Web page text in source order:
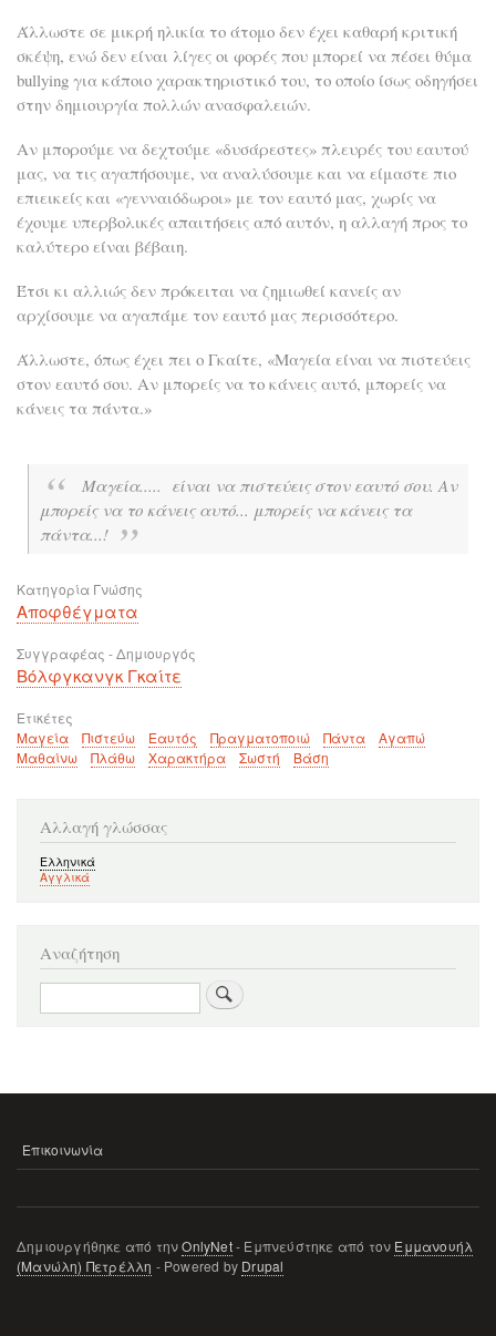
Άλλωστε σε μικρή ηλικία το άτομο δεν έχει καθαρή κριτική
σκέψη, ενώ δεν είναι λίγες οι φορές που μπορεί να πέσει θύμα
bullying για κάποιο χαρακτηριστικό του, το οποίο ίσως οδηγήσει
στην δημιουργία πολλών ανασφαλειών.
Αν μπορούμε να δεχτούμε «δυσάρεστες» πλευρές του εαυτού
μας, να τις αγαπήσουμε, να αναλύσουμε και να είμαστε πιο
επιεικείς και «γενναιόδωροι» με τον εαυτό μας, χωρίς να
έχουμε υπερβολικές απαιτήσεις από αυτόν, η αλλαγή προς το
καλύτερο είναι βέβαιη.
Έτσι κι αλλιώς δεν πρόκειται να ζημιωθεί κανείς αν
αρχίσουμε να αγαπάμε τον εαυτό μας περισσότερο.
Άλλωστε, όπως έχει πει ο Γκαίτε, «Μαγεία είναι να πιστεύεις
στον εαυτό σου. Αν μπορείς να το κάνεις αυτό, μπορείς να
κάνεις τα πάντα.»
Μαγεία..... είναι να πιστεύεις στον εαυτό σου. Αν
μπορείς να το κάνεις αυτό... μπορείς να κάνεις τα
πάντα...!
Κατηγορία Γνώσης
Αποφθέγματα
Συγγραφέας - Δημιουργός
Βόλφγκανγκ Γκαίτε
Ετικέτες
Μαγεία
Πιστεύω Εαυτός Πραγματοποιώ Πάντα
Αγαπώ
Μαθαίνω
Πλάθω Χαρακτήρα Σωστή Βάση
Αλλαγή γλώσσας
Ελληνικά
Αγγλικά
Αναζήτηση
Αναζήτηση
ΜΕΝΟΎ
Επικοινωνία
Δημιουργήθηκε από τηνOnlyNet- Εμπνεύστηκε από τον Εμμανουήλ
(Μανώλη) Πετρέλλη - Powered by Drupal